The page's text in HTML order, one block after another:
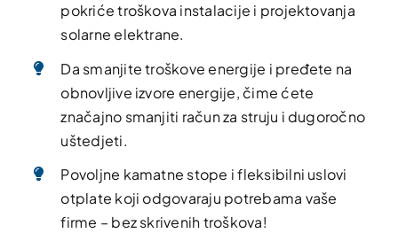
pokriće troškova instalacije i projektovanja
solarne elektrane.
Da smanjite troškove energije i pređete na
obnovljive izvore energije, čime ćete
značajno smanjiti račun za struju i dugoročno
uštedjeti.
Povoljne kamatne stope i fleksibilni uslovi
otplate koji odgovaraju potrebama vaše
firme – bez skrivenih troškova!